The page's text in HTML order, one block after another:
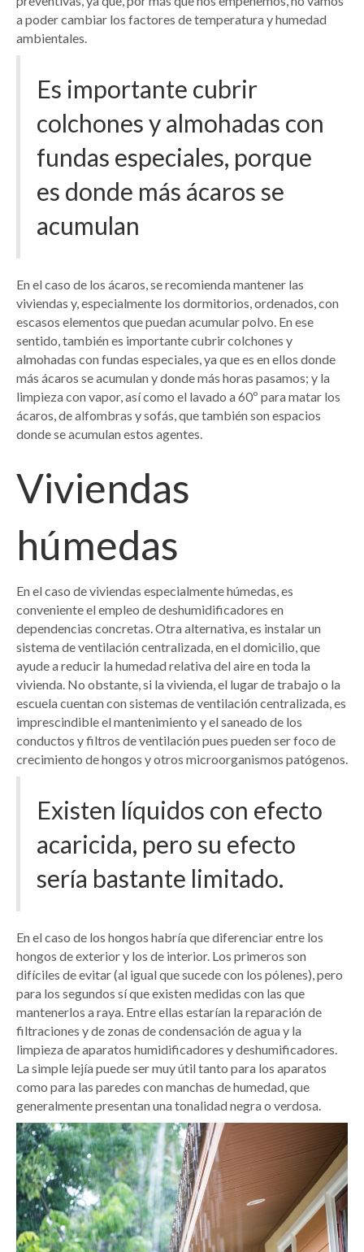
a poder cambiar los factores de temperatura y humedad
ambientales.
Es importante cubrir
colchones y almohadas con
fundas especiales, porque
es donde más ácaros se
acumulan
En el caso de los ácaros, se recomienda mantener las
viviendas y, especialmente los dormitorios, ordenados, con
escasos elementos que puedan acumular polvo. En ese
sentido, también es importante cubrir colchones y
almohadas con fundas especiales, ya que es en ellos donde
más ácaros se acumulan y donde más horas pasamos; y la
limpieza con vapor, así como el lavado a 60º para matar los
ácaros, de alfombras y sofás, que también son espacios
donde se acumulan estos agentes.
Viviendas
húmedas
En el caso de viviendas especialmente húmedas, es
conveniente el empleo de deshumidificadores en
dependencias concretas. Otra alternativa, es instalar un
sistema de ventilación centralizada, en el domicilio, que
ayude a reducir la humedad relativa del aire en toda la
vivienda. No obstante, si la vivienda, el lugar de trabajo o la
escuela cuentan con sistemas de ventilación centralizada, es
imprescindible el mantenimiento y el saneado de los
conductos y filtros de ventilación pues pueden ser foco de
crecimiento de hongos y otros microorganismos patógenos.
Existen líquidos con efecto
acaricida, pero su efecto
sería bastante limitado.
En el caso de los hongos habría que diferenciar entre los
hongos de exterior y los de interior. Los primeros son
difíciles de evitar (al igual que sucede con los pólenes), pero
para los segundos sí que existen medidas con las que
mantenerlos a raya. Entre ellas estarían la reparación de
filtraciones y de zonas de condensación de agua y la
limpieza de aparatos humidificadores y deshumificadores.
La simple lejía puede ser muy útil tanto para los aparatos
como para las paredes con manchas de humedad, que
generalmente presentan una tonalidad negra o verdosa.